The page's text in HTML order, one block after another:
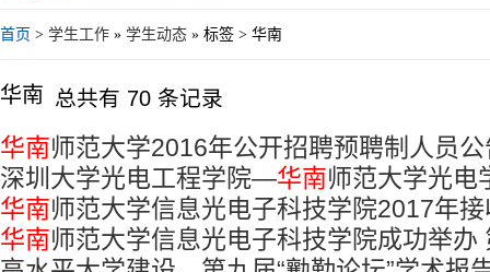
首页 > 学生工作 » 学生动态 » 标签 > 华南
华南 总共有 70 条记录
华南师范大学2016年公开招聘预聘制人员公
深圳大学光电工程学院—华南师范大学光电
夏令营”暑期学校招生简章（增补报名）
华南师范大学信息光电子科技学院2017年
学位研究生章程
华南师范大学信息光电子科技学院成功举办